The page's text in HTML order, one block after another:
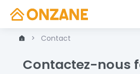
Contact
Contactez-nous